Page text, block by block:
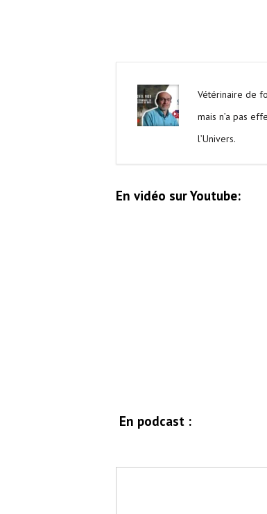
Vétérinaire de
mais n’a pas
l’Univers.
En vidéo sur Youtube:
En podcast :